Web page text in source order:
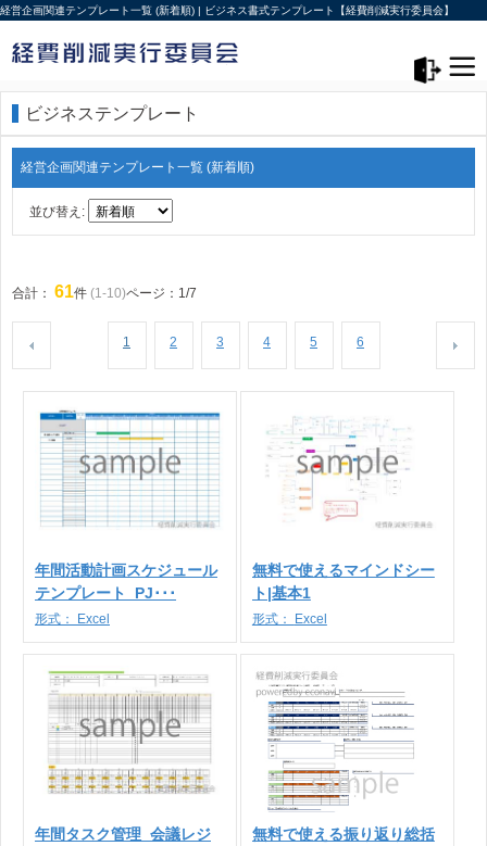
経営企画関連テンプレート一覧 (新着順) | ビジネス書式テンプレート【経費削減実行委員会】
ビジネステンプレート
経営企画関連テンプレート一覧 (新着順)
並び替え:
合計： 61件 (1-10)ページ：1/7
1 2 3 4 5 6
年間活動計画スケジュール
テンプレート_PJ･･･
形式： Excel
無料で使えるマインドシー
ト|基本1
形式： Excel
年間タスク管理_会議レジ
無料で使える振り返り総括